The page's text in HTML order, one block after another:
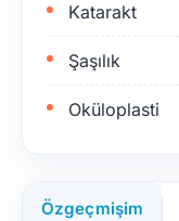
Katarakt
Şaşılık
Oküloplasti
Özgeçmişim